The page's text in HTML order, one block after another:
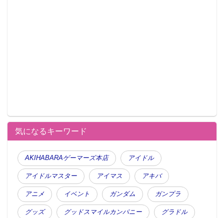
気になるキーワード
AKIHABARAゲーマーズ本店 アイドル
アイドルマスター アイマス アキバ
アニメ イベント ガンダム ガンプラ
グッズ グッドスマイルカンパニー グラドル